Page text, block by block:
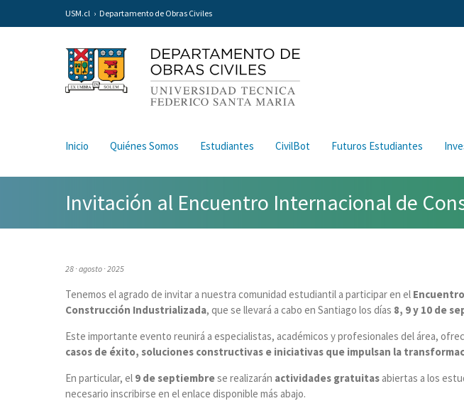
USM.cl Departamento de Obras Civiles
Inicio Quiénes Somos Estudiantes CivilBot Futuros Estudiantes
Invitación al Encuentro Internacional de
28 · agosto · 2025
Tenemos el agrado de invitar a nuestra comunidad estudiantil a participar en el
Construcción Industrializada, que se llevará a cabo en Santiago los días 8, 9 y 10 de
Este importante evento reunirá a especialistas, académicos y profesionales del área,
casos de éxito, soluciones constructivas e iniciativas que impulsan la
En particular, el 9 de septiembrese realizarán actividades gratuitas abiertas a los
necesario inscribirse en el enlace disponible más abajo.